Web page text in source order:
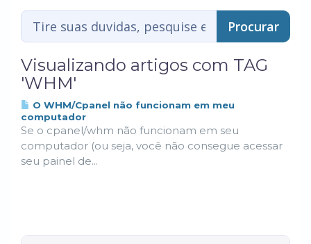
Visualizando artigos com TAG
'WHM'
O WHM/Cpanel não funcionam em meu
computador
Se o cpanel/whm não funcionam em seu
computador (ou seja, você não consegue acessar
seu painel de...